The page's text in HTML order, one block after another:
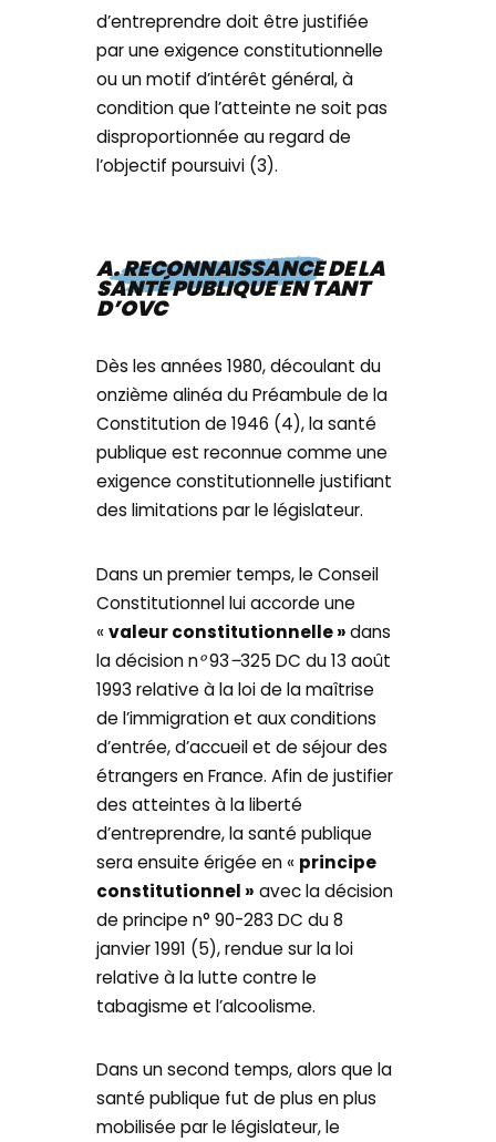
d’entreprendre doit être justifiée
par une exigence constitutionnelle
ou un motif d’intérêt général, à
condition que l’atteinte ne soit pas
disproportionnée au regard de
l’objectif poursuivi (3).
A. RECONNAISSANCE DE LA
SANTÉ PUBLIQUE EN TANT
D’OVC
Dès les années 1980, découlant du
onzième alinéa du Préambule de la
Constitution de 1946 (4), la santé
publique est reconnue comme une
exigence constitutionnelle justifiant
des limitations par le législateur.
Dans un premier temps, le Conseil
Constitutionnel lui accorde une
«valeur constitutionnelle »dans
la décision n°93–325 DC du 13 août
1993 relative à la loi de la maîtrise
de l’immigration et aux conditions
d’entrée, d’accueil et de séjour des
étrangers en France. Afin de justifier
des atteintes à la liberté
d’entreprendre, la santé publique
sera ensuite érigée en « principe
constitutionnel » avec la décision
de principe n° 90-283 DC du 8
janvier 1991 (5), rendue sur la loi
relative à la lutte contre le
tabagisme et l’alcoolisme.
Dans un second temps, alors que la
santé publique fut de plus en plus
mobilisée par le législateur, le